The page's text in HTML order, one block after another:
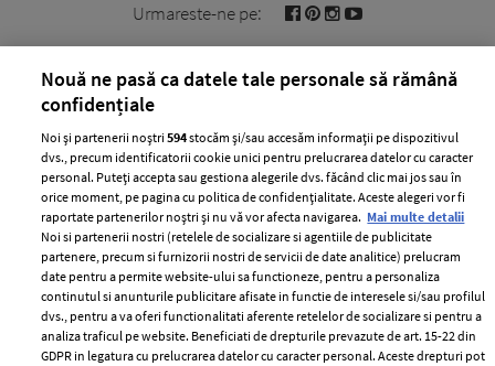
Urmareste-ne pe:
Cele mai citite
BEAUTY BEAUTY TIPS
7 uleiuri care stimulează creșterea rapidă a
părului
Nouă ne pasă ca datele tale personale să rămână
confidențiale
Noi și partenerii noștri594stocăm și/sau accesăm informații pe dispozitivul
dvs., precum identificatorii cookie unici pentru prelucrarea datelor cu caracter
personal. Puteți accepta sau gestiona alegerile dvs. făcând clic mai jos sau în
orice moment, pe pagina cu politica de confidențialitate. Aceste alegeri vor fi
raportate partenerilor noștri și nu vă vor afecta navigarea. Mai multe detalii
Noi si partenerii nostri (retelele de socializare si agentiile de publicitate
partenere, precum si furnizorii nostri de servicii de date analitice) prelucram
date pentru a permite website-ului sa functioneze, pentru a personaliza
continutul si anunturile publicitare afisate in functie de interesele si/sau profilul
dvs., pentru a va oferi functionalitati aferente retelelor de socializare si pentru a
analiza traficul pe website. Beneficiati de drepturile prevazute de art. 15-22 din
GDPR in legatura cu prelucrarea datelor cu caracter personal. Aceste drepturi pot